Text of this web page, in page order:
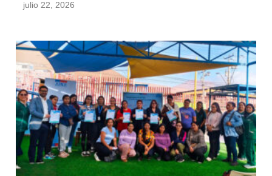
julio 22, 2026